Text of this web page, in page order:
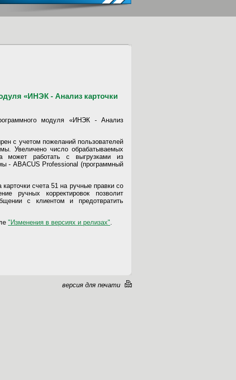
«ИНЭК - Анализ карточки
модуля «ИНЭК - Анализ
с учетом пожеланий пользователей
Увеличено число обрабатываемых
может работать с выгрузками из
- ABACUS Professional (программный
счета 51 на ручные правки со
ручных корректировок позволит
с клиентом и предотвратить
"Изменения в версиях и релизах"
версия для печати